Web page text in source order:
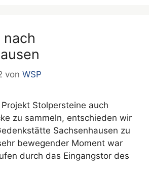
nach
von WSP
Stolpersteine auch
zu sammeln, entschieden wir
Sachsenhausen zu
bewegender Moment war
durch das Eingangstor des